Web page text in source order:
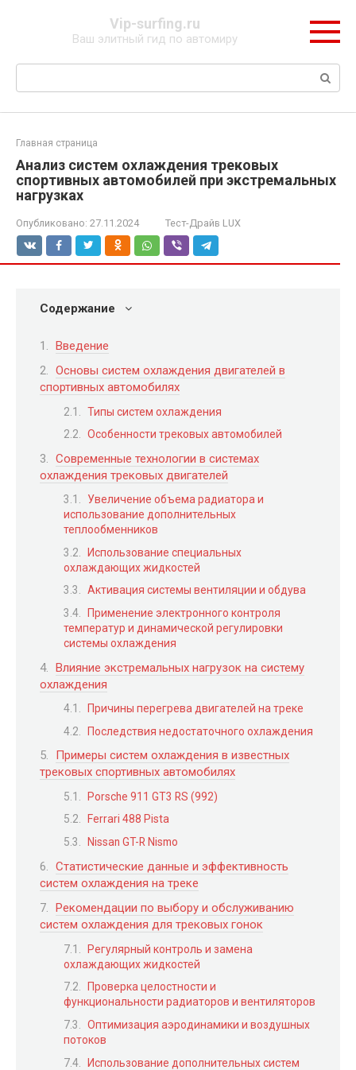
Vip-surfing.ru
Ваш элитный гид по автомиру
Поиск:
Главная страница
Анализ систем охлаждения трековых
спортивных автомобилей при экстремальных
нагрузках
Опубликовано: 27.11.2024 Тест-Драйв LUX
Содержание
Введение
Основы систем охлаждения двигателей в
спортивных автомобилях
Типы систем охлаждения
Особенности трековых автомобилей
Современные технологии в системах
охлаждения трековых двигателей
Увеличение объема радиатора и
использование дополнительных
теплообменников
Использование специальных
охлаждающих жидкостей
Активация системы вентиляции и обдува
Применение электронного контроля
температур и динамической регулировки
системы охлаждения
Влияние экстремальных нагрузок на систему
охлаждения
Причины перегрева двигателей на треке
Последствия недостаточного охлаждения
Примеры систем охлаждения в известных
трековых спортивных автомобилях
Porsche 911 GT3 RS (992)
Ferrari 488 Pista
Nissan GT-R Nismo
Статистические данные и эффективность
систем охлаждения на треке
Рекомендации по выбору и обслуживанию
систем охлаждения для трековых гонок
Регулярный контроль и замена
охлаждающих жидкостей
Проверка целостности и
функциональности радиаторов и вентиляторов
Оптимизация аэродинамики и воздушных
потоков
Использование дополнительных систем